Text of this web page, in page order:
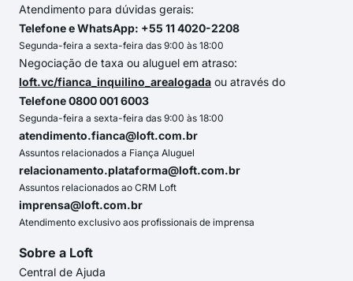
Atendimento para dúvidas gerais:
Telefone e WhatsApp: +55 11 4020-2208
Segunda-feira a sexta-feira das 9:00 às 18:00
Negociação de taxa ou aluguel em atraso:
loft.vc/fianca_inquilino_arealogada ou através do
Telefone 0800 001 6003
Segunda-feira a sexta-feira das 9:00 às 18:00
atendimento.fianca@loft.com.br
Assuntos relacionados a Fiança Aluguel
relacionamento.plataforma@loft.com.br
Assuntos relacionados ao CRM Loft
imprensa@loft.com.br
Atendimento exclusivo aos profissionais de imprensa
Sobre a Loft
Central de Ajuda